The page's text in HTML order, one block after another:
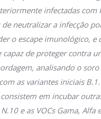
infectadas
neutralizar a infecção
o escape imunológico,
de proteger contra
analisando o
as variantes iniciais
em incubar
e as VOCs Gama,